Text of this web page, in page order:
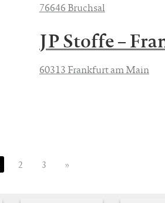
76646 Bruchsal
JP Stoffe –
60313 Frankfurt am Main
2 3 »